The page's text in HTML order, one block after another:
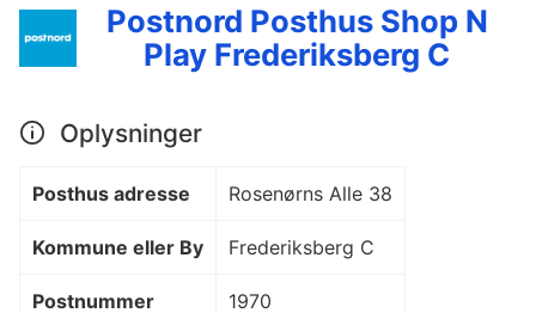
Postnord Posthus Shop N
Play Frederiksberg C
Oplysninger
Posthus adresse Rosenørns Alle 38
Kommune eller By Frederiksberg C
Postnummer 1970